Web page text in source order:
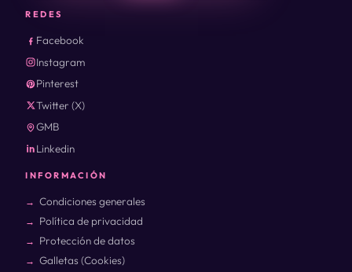
REDES
Facebook
Instagram
Pinterest
Twitter (X)
GMB
Linkedin
INFORMACIÓN
Condiciones generales
Política de privacidad
Protección de datos
Galletas (Cookies)